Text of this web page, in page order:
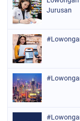
Jurusan